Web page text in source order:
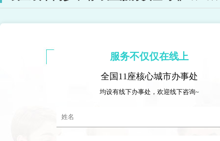
服务不仅仅在线上
全国11座核心城市办事处
均设有线下办事处，欢迎线下咨询~